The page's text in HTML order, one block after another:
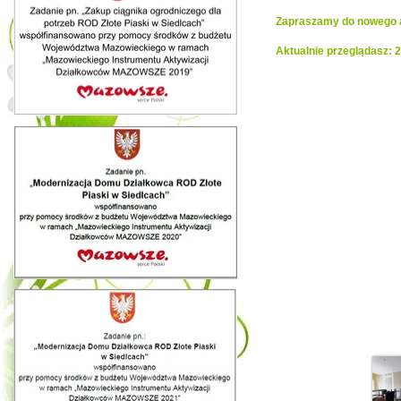
Zapraszamy do nowego
Aktualnie przeglądasz: